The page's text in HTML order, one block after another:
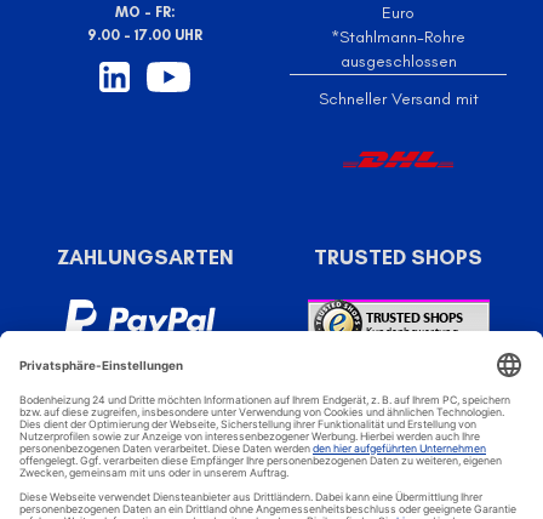
MO - FR:
9.00 - 17.00 UHR
Euro
*Stahlmann-Rohre
ausgeschlossen
Schneller Versand mit
ZAHLUNGSARTEN TRUSTED SHOPS